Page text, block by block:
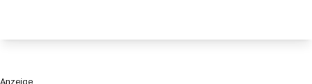
Anzeige